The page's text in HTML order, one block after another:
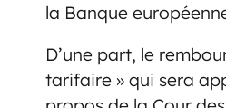
la Banque
D’une part, le
tarifaire » qui sera